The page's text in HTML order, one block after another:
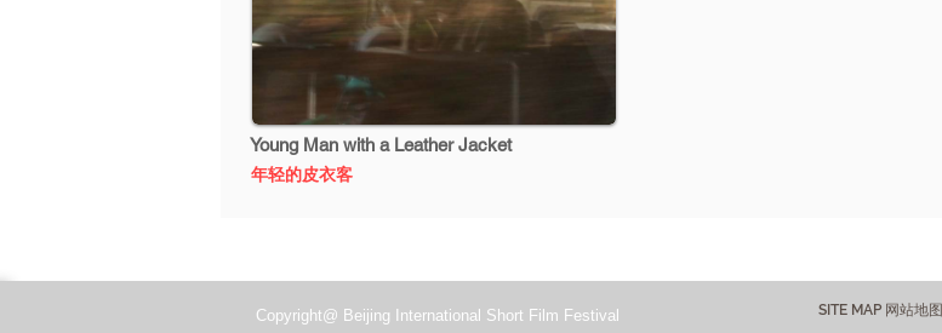
Young Man with a Leather Jacket
年轻的皮衣客
Copyright@ Beijing International Short Film Festival SITE MAP 网站地图